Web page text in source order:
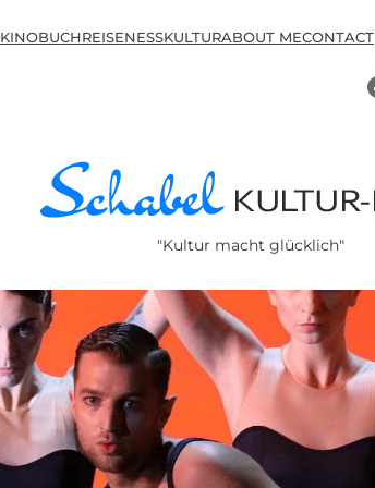
KINOBUCHREISENESSKULTURABOUT MECONTACT
"Kultur macht glücklich"